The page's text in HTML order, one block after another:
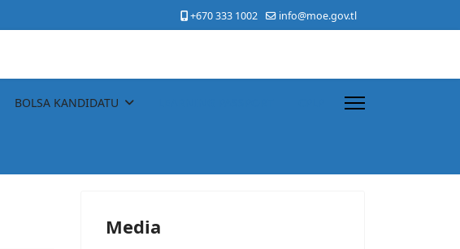
+670 333 1002 info@moe.gov.tl
BOLSA KANDIDATU
Media